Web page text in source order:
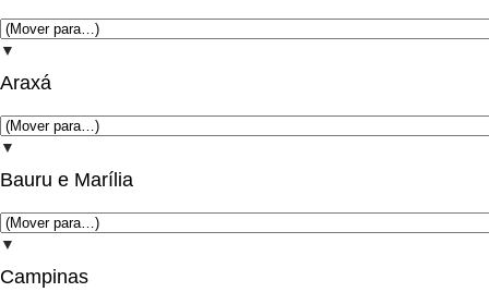
▼
Araxá
▼
Bauru e Marília
▼
Campinas